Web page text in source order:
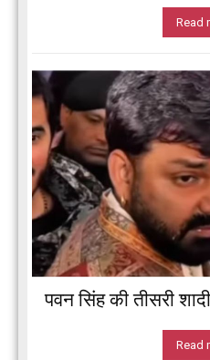
Read
पवन सिंह की तीसरी
Read